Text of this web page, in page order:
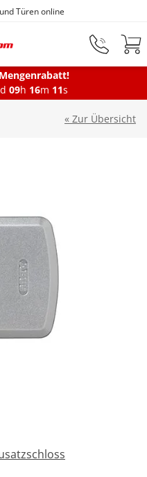
springen
Türen online
d 09h 16m 11s
« Zur Übersicht